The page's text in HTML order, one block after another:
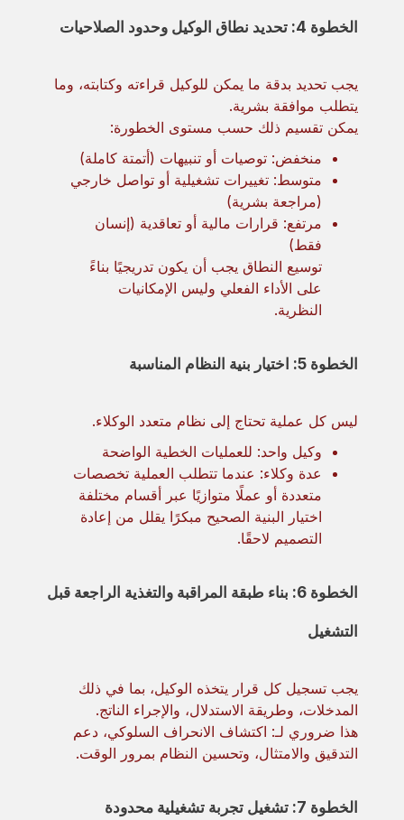
الخطوة 4: تحديد نطاق الوكيل وحدود الصلاحيات
يجب تحديد بدقة ما يمكن للوكيل قراءته وكتابته، وما
يتطلب موافقة بشرية.
يمكن تقسيم ذلك حسب مستوى الخطورة:
منخفض: توصيات أو تنبيهات (أتمتة كاملة)
متوسط: تغييرات تشغيلية أو تواصل خارجي
(مراجعة بشرية)
مرتفع: قرارات مالية أو تعاقدية (إنسان
فقط)
توسيع النطاق يجب أن يكون تدريجيًا بناءً
على الأداء الفعلي وليس الإمكانيات
النظرية.
الخطوة 5: اختيار بنية النظام المناسبة
ليس كل عملية تحتاج إلى نظام متعدد الوكلاء.
وكيل واحد: للعمليات الخطية الواضحة
عدة وكلاء: عندما تتطلب العملية تخصصات
متعددة أو عملًا متوازيًا عبر أقسام مختلفة
اختيار البنية الصحيح مبكرًا يقلل من إعادة
التصميم لاحقًا.
الخطوة 6: بناء طبقة المراقبة والتغذية الراجعة قبل
التشغيل
يجب تسجيل كل قرار يتخذه الوكيل، بما في ذلك
المدخلات، وطريقة الاستدلال، والإجراء الناتج.
هذا ضروري لـ: اكتشاف الانحراف السلوكي، دعم
التدقيق والامتثال، وتحسين النظام بمرور الوقت.
الخطوة 7: تشغيل تجربة تشغيلية محدودة